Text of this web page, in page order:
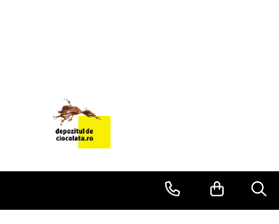
CREME
SILICON